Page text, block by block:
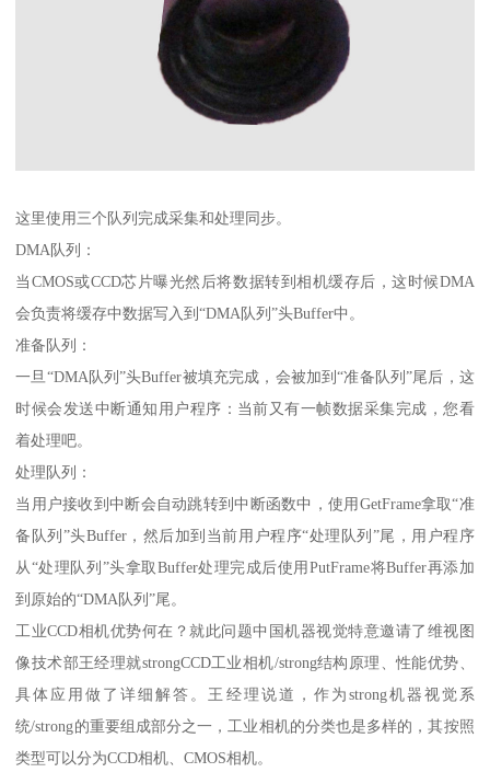
这里使用三个队列完成采集和处理同步。
DMA队列：
当CMOS或CCD芯片曝光然后将数据转到相机缓存后，这时候DMA
会负责将缓存中数据写入到“DMA队列”头Buffer中。
准备队列：
一旦“DMA队列”头Buffer被填充完成，会被加到“准备队列”尾后，这
时候会发送中断通知用户程序：当前又有一帧数据采集完成，您看
着处理吧。
处理队列：
当用户接收到中断会自动跳转到中断函数中，使用GetFrame拿取“准
备队列”头Buffer，然后加到当前用户程序“处理队列”尾，用户程序
从“处理队列”头拿取Buffer处理完成后使用PutFrame将Buffer再添加
到原始的“DMA队列”尾。
工业CCD相机优势何在？就此问题中国机器视觉特意邀请了维视图
像技术部王经理就strongCCD工业相机/strong结构原理、性能优势、
具体应用做了详细解答。王经理说道，作为strong机器视觉系
统/strong的重要组成部分之一，工业相机的分类也是多样的，其按照
类型可以分为CCD相机、CMOS相机。